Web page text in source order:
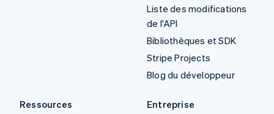
Liste des modifications
de l'API
Bibliothèques et SDK
Stripe Projects
Blog du développeur
Ressources
Entreprise